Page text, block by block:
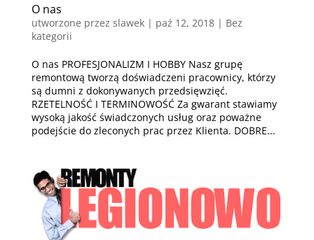
O nas
utworzone przez slawek| paź 12, 2018| Bez
kategorii
O nas PROFESJONALIZM I HOBBY Nasz grupę
remontową tworzą doświadczeni pracownicy, którzy
są dumni z dokonywanych przedsięwzięć.
RZETELNOŚĆ I TERMINOWOŚĆ Za gwarant stawiamy
wysoką jakość świadczonych usług oraz poważne
podejście do zleconych prac przez Klienta. DOBRE...